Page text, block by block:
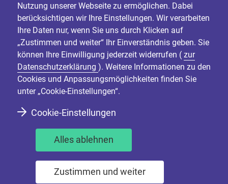
Nutzung unserer Webseite zu ermöglichen. Dabei
berücksichtigen wir Ihre Einstellungen. Wir verarbeiten
Ihre Daten nur, wenn Sie uns durch Klicken auf
„Zustimmen und weiter“ Ihr Einverständnis geben. Sie
können Ihre Einwilligung jederzeit widerrufen ( zur
Datenschutzerklärung ). Weitere Informationen zu den
Cookies und Anpassungsmöglichkeiten finden Sie
unter „Cookie-Einstellungen“.
Cookie-Einstellungen
Alles ablehnen
Zustimmen und weiter